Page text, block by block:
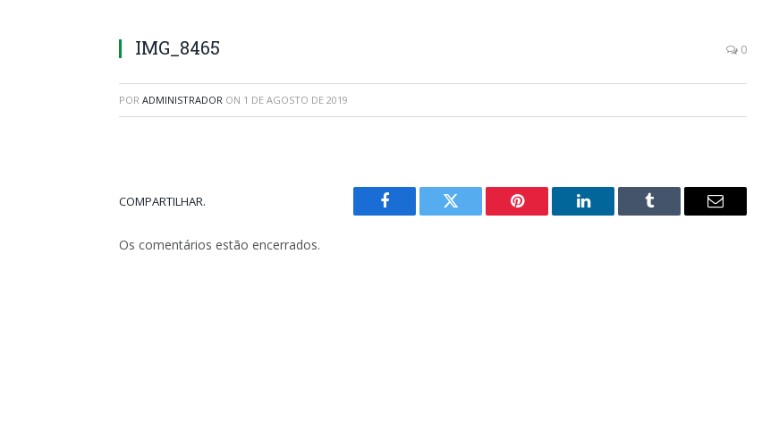
IMG_8465 0
POR ADMINISTRADOR ON 1 DE AGOSTO DE 2019
COMPARTILHAR.
Facebook Twitter Pinterest LinkedIn Tumblr
E-
Os comentários estão encerrados.